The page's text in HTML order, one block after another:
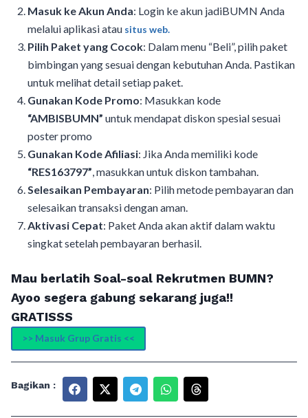
Masuk ke Akun Anda: Login ke akun jadiBUMN Anda
melalui aplikasi atau situs web.
Pilih Paket yang Cocok: Dalam menu “Beli”, pilih paket
bimbingan yang sesuai dengan kebutuhan Anda. Pastikan
untuk melihat detail setiap paket.
Gunakan Kode Promo: Masukkan kode
“AMBISBUMN” untuk mendapat diskon spesial sesuai
poster promo
Gunakan Kode Afiliasi: Jika Anda memiliki kode
“RES163797”, masukkan untuk diskon tambahan.
Selesaikan Pembayaran: Pilih metode pembayaran dan
selesaikan transaksi dengan aman.
Aktivasi Cepat: Paket Anda akan aktif dalam waktu
singkat setelah pembayaran berhasil.
Mau berlatih Soal-soal Rekrutmen BUMN?
Ayoo segera gabung sekarang juga!!
GRATISSS
>> Masuk Grup Gratis <<
Bagikan :